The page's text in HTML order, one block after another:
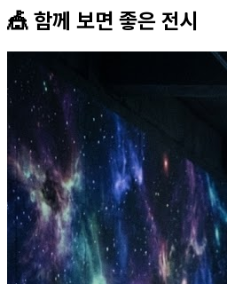
🎪 함께 보면 좋은 전시